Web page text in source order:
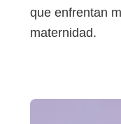
que enfrentan
maternidad.